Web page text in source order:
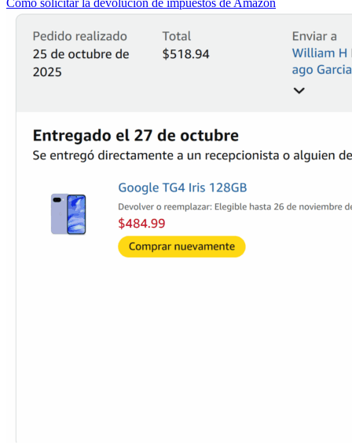
Cómo solicitar la devolución de impuestos de Amazon